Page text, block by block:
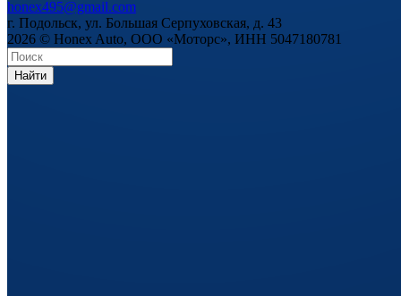
honex495@gmail.com
г. Подольск, ул. Большая Серпуховская, д. 43
2026 © Honex Auto, ООО «Моторс», ИНН 5047180781
Найти